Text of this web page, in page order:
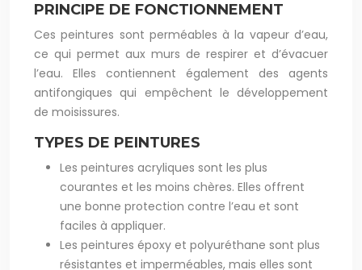
PRINCIPE DE FONCTIONNEMENT
Ces peintures sont perméables à la vapeur d’eau,
ce qui permet aux murs de respirer et d’évacuer
l’eau. Elles contiennent également des agents
antifongiques qui empêchent le développement
de moisissures.
TYPES DE PEINTURES
Les peintures acryliques sont les plus
courantes et les moins chères. Elles offrent
une bonne protection contre l’eau et sont
faciles à appliquer.
Les peintures époxy et polyuréthane sont plus
résistantes et imperméables, mais elles sont